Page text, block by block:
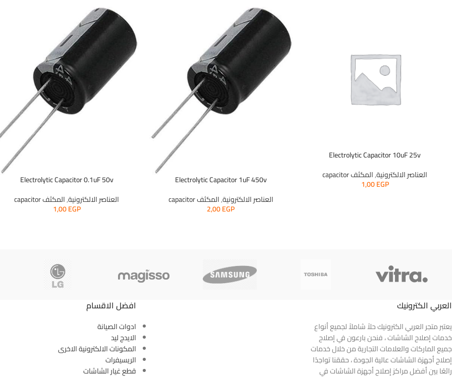
Electrolytic Capacitor 10uF 25v
العناصر الالكترونية,المكثف capacitor
1,00EGP
Electrolytic Capacitor 1uF 450v
العناصر الالكترونية,المكثف capacitor
2,00EGP
Electrolytic Capacitor 0.1uF 50v
العناصر الالكترونية,المكثف capacitor
1,00EGP
العربي الكترونيك
يعتبر متجر العربي الكترونيك حلاً شاملاً لجميع أنواع
خدمات إصلاح الشاشات ، فنحن بارعون في إصلاح
جميع الماركات والعلامات التجارية من خلال خدمات
إصلاح أجهزة الشاشات عالية الجودة ، حققنا تواجدًا
رائعًا بين أفضل مراكز إصلاح أجهزة الشاشات في
افضل الاقسام
ادوات الصيانة
الايدج ليد
المكونات الالكترونية الاخرى
الريسيفرات
قطع غيار الشاشات